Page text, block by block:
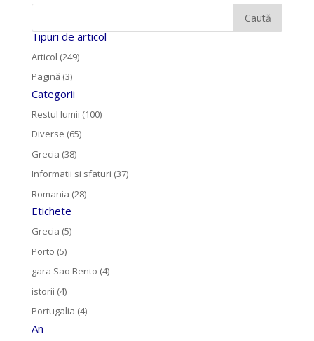
Tipuri de articol
Articol (249)
Pagină (3)
Categorii
Restul lumii (100)
Diverse (65)
Grecia (38)
Informatii si sfaturi (37)
Romania (28)
Etichete
Grecia (5)
Porto (5)
gara Sao Bento (4)
istorii (4)
Portugalia (4)
An